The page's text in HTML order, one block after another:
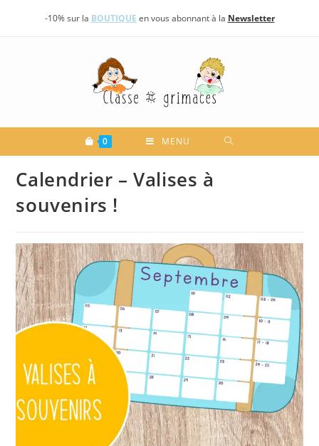
-10% sur la BOUTIQUE en vous abonnant à la Newsletter
0 MENU
Calendrier – Valises à
souvenirs !